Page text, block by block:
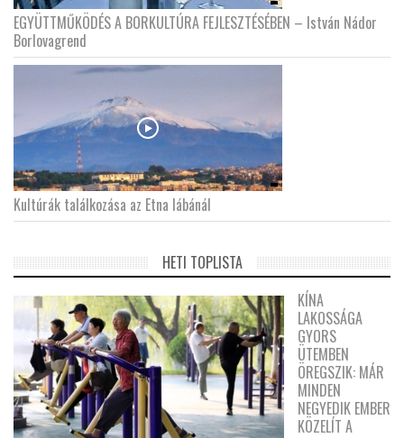
EGYÜTTMŰKÖDÉS A BORKULTÚRA FEJLESZTÉSÉBEN – István Nádor
Borlovagrend
Kultúrák találkozása az Etna lábánál
HETI TOPLISTA
KÍNA
LAKOSSÁGA
GYORS
ÜTEMBEN
ÖREGSZIK: MÁR
MINDEN
NEGYEDIK EMBER
KÖZELÍT A